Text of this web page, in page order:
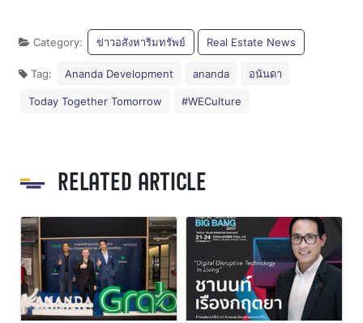
Category: ข่าวอสังหาริมทรัพย์ Real Estate News
Tag: Ananda Development ananda อนันดา
Today Together Tomorrow #WECulture
RELATED ARTICLE